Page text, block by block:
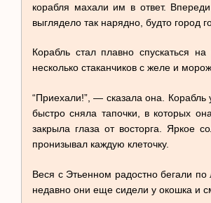
корабля махали им в ответ.
выглядело так нарядно, будто город
Корабль стал плавно спускаться
несколько стаканчиков с желе и
“Приехали!”, — сказала она.
быстро сняла тапочки, в которых
закрыла глаза от восторга. Яркое
пронизывал каждую клеточку.
Веся с Этьенном радостно бегали
недавно они еще сидели у окошка и